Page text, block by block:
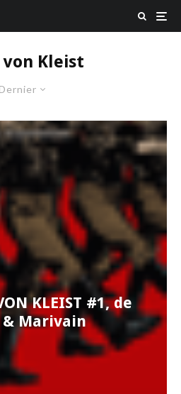
von Kleist
Dernier
KLEIST #1, de
Marivain